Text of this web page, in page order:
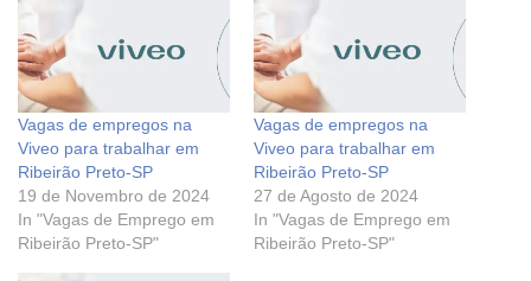
Vagas de empregos na
Viveo para trabalhar em
Ribeirão Preto-SP
19 de Novembro de 2024
In "Vagas de Emprego em
Ribeirão Preto-SP"
Vagas de empregos na
Viveo para trabalhar em
Ribeirão Preto-SP
27 de Agosto de 2024
In "Vagas de Emprego em
Ribeirão Preto-SP"